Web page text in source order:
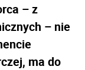
– z
– nie
ma do